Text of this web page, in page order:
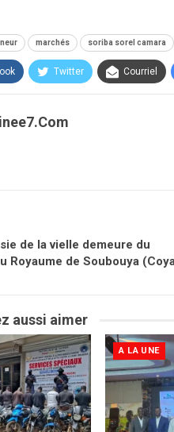
marchés soriba sorel camara
Twitter Courriel
de la vielle demeure du
Royaume de Soubouya
aussi aimer
A LA UNE